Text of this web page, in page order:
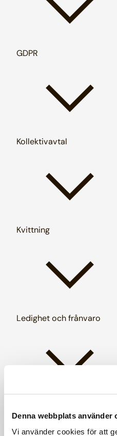
Denna webbplats använder
Vi använder cookies för att
GDPR
Kollektivavtal
Kvittning
Ledighet och frånvaro